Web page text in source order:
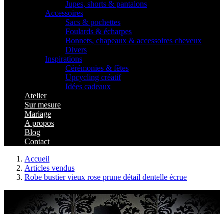
Jupes, shorts & pantalons
Accessoires
Sacs & pochettes
Foulards & écharpes
Bonnets, chapeaux & accessoires cheveux
Divers
Inspirations
Cérémonies & fêtes
Upcycling créatif
Idées cadeaux
Atelier
Sur mesure
Mariage
A propos
Blog
Contact
Accueil
Articles vendus
Robe bustier vieux rose prune détail dentelle écrue